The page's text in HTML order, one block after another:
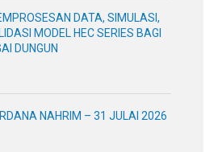
DATA, SIMULASI,
MODEL HEC SERIES BAGI
DUNGUN
NAHRIM – 31 JULAI 2026